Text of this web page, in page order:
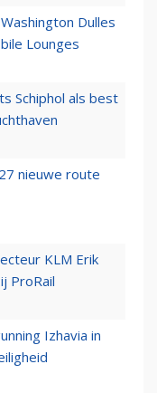
Dulles
Lounges
Schiphol als best
nieuwe route
KLM Erik
ProRail
Izhavia in